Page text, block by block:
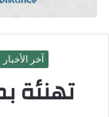
آخر الأخبار
تهنئة